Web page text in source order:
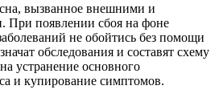
вызванное внешними и
При появлении сбоя на фоне
не обойтись без помощи
обследования и составят схему
устранение основного
и купирование симптомов.